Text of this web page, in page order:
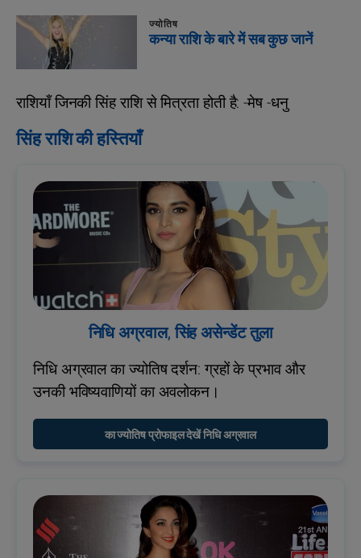
ज्योतिष
कन्या राशि के बारे में सब कुछ जानें
राशियाँ जिनकी सिंह राशि से मित्रता होती है: -मेष -धनु
सिंह राशि की हस्तियाँ
निधि अग्रवाल, सिंह असेन्डेंट तुला
निधि अग्रवाल का ज्योतिष दर्शन: ग्रहों के प्रभाव और
उनकी भविष्यवाणियों का अवलोकन।
का ज्योतिष प्रोफाइल देखें निधि अग्रवाल